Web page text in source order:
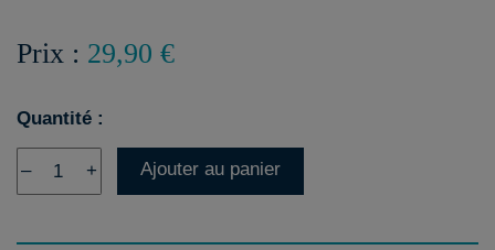
Prix : 29,90 €
Quantité :
– + Ajouter au panier